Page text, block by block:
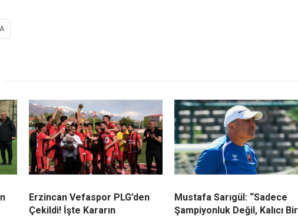
Erzincan Vefaspor PLG’den
Çekildi! İşte Kararın
Mustafa Sarıgül: “Sadece
Şampiyonluk Değil, Kalıcı Bir